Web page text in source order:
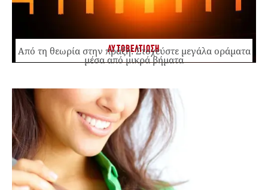
ΑΥΤΟΒΕΛΤΙΩΣΗ
Από τη θεωρία στην πράξη: Στοχεύστε μεγάλα οράματα
μέσα από μικρά βήματα